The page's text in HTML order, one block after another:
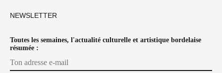
NEWSLETTER
Toutes les semaines, l'actualité culturelle et artistique bordelaise
résumée :